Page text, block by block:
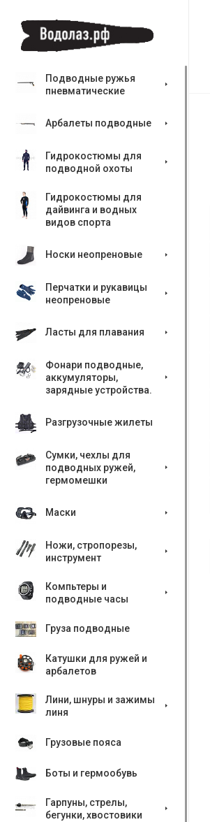
Подводные ружья
пневматические
Арбалеты подводные
Гидрокостюмы для
подводной охоты
Гидрокостюмы для
дайвинга и водных
видов спорта
Носки неопреновые
Перчатки и рукавицы
неопреновые
Ласты для плавания
Фонари подводные,
аккумуляторы,
зарядные устройства.
Разгрузочные жилеты
Сумки, чехлы для
подводных ружей,
гермомешки
Маски
Ножи, стропорезы,
инструмент
Компьтеры и
подводные часы
Груза подводные
Катушки для ружей и
арбалетов
Лини, шнуры и зажимы
линя
Грузовые пояса
Боты и гермообувь
Гарпуны, стрелы,
бегунки, хвостовики